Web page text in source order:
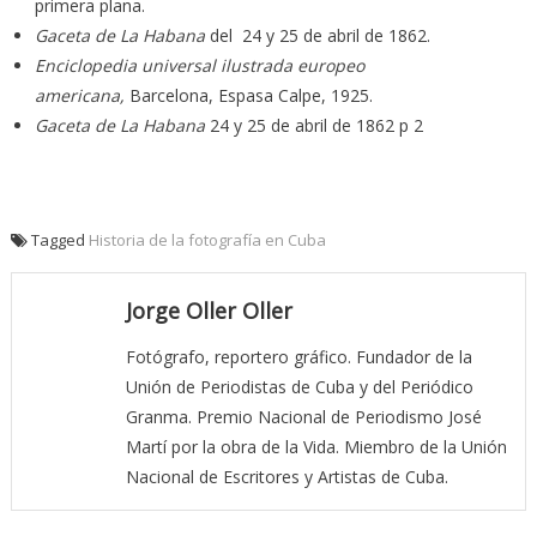
primera plana.
Gaceta de La Habanadel 24 y 25 de abril de 1862.
Enciclopedia universal ilustrada europeo
americana, Barcelona, Espasa Calpe, 1925.
Gaceta de La Habana24 y 25 de abril de 1862 p 2
Tagged Historia de la fotografía en Cuba
Jorge Oller Oller
Fotógrafo, reportero gráfico. Fundador de la
Unión de Periodistas de Cuba y del Periódico
Granma. Premio Nacional de Periodismo José
Martí por la obra de la Vida. Miembro de la Unión
Nacional de Escritores y Artistas de Cuba.